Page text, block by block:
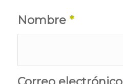
Nombre *